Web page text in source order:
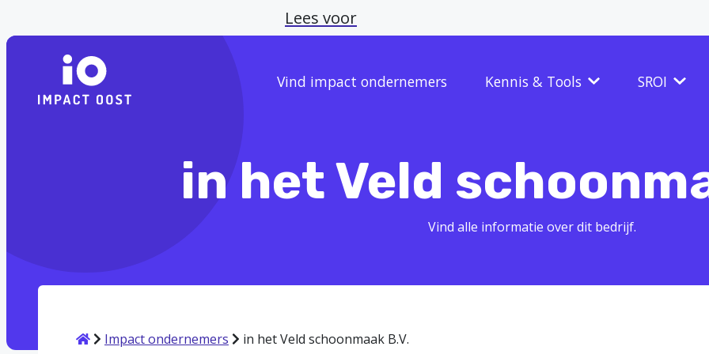
Lees voor
Vind impact ondernemers Kennis & Tools SROI
in het Veld
Vind alle informatie over dit bedrijf.
HomeImpact ondernemers in het Veld schoonmaak B.V.